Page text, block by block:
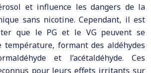
et influence les dangers de la
sans nicotine. Cependant, il est
que le PG et le VG peuvent se
température, formant des aldéhydes
et l’acétaldéhyde. Ces
pour leurs effets irritants sur